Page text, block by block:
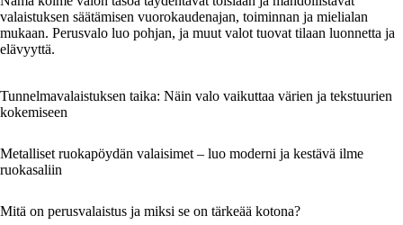
valaistuksen säätämisen vuorokaudenajan, toiminnan ja mielialan
mukaan. Perusvalo luo pohjan, ja muut valot tuovat tilaan luonnetta ja
elävyyttä.
Tunnelmavalaistuksen taika: Näin valo vaikuttaa värien ja tekstuurien
kokemiseen
Metalliset ruokapöydän valaisimet – luo moderni ja kestävä ilme
ruokasaliin
Mitä on perusvalaistus ja miksi se on tärkeää kotona?